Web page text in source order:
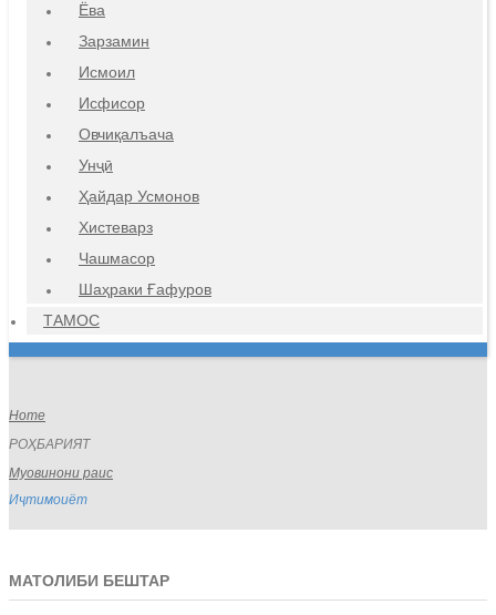
Ёва
Зарзамин
Исмоил
Исфисор
Овчиқалъача
Унҷӣ
Ҳайдар Усмонов
Хистеварз
Чашмасор
Шаҳраки Ғафуров
ТАМОС
Home
РОҲБАРИЯТ
Муовинони раис
Иҷтимоиёт
МАТОЛИБИ БЕШТАР